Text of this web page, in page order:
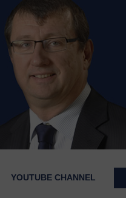
YOUTUBE CHANNEL